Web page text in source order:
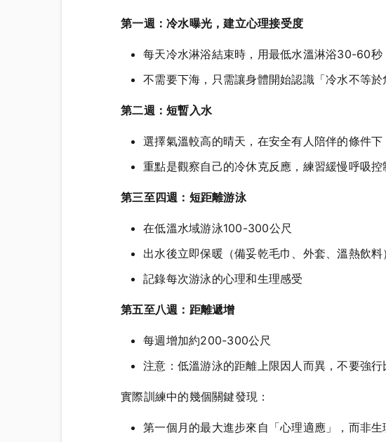
第一週：冷水曝光，建立心理接受度
每天冷水淋浴結束時，用最低水溫淋浴30-60秒
不需要下海，只需讓身體開始認識「冷水不等於
第二週：短暫入水
選擇氣溫較高的晴天，在安全有人陪伴的條件
重點是觀察自己的冷休克反應，練習緩慢呼吸控
第三至四週：短距離游泳
在低溫水域游泳100-300公尺
出水後立即保暖（備妥乾毛巾、外套、溫熱飲料
記錄每次游泳的心理和生理感受
第五至八週：距離遞增
每週增加約200-300公尺
注意：低溫游泳的距離上限因人而異，不要強行
實際訓練中的幾個關鍵發現：
第一個月的最大進步來自「心理適應」，而非生